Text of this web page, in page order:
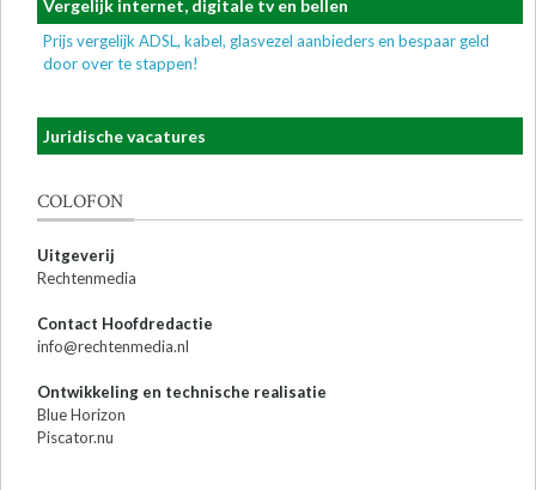
Vergelijk internet, digitale tv en bellen
Prijs vergelijk ADSL, kabel, glasvezel aanbieders en bespaar geld
door over te stappen!
Juridische vacatures
COLOFON
Uitgeverij
Rechtenmedia
Contact Hoofdredactie
info@rechtenmedia.nl
Ontwikkeling en technische realisatie
Blue Horizon
Piscator.nu